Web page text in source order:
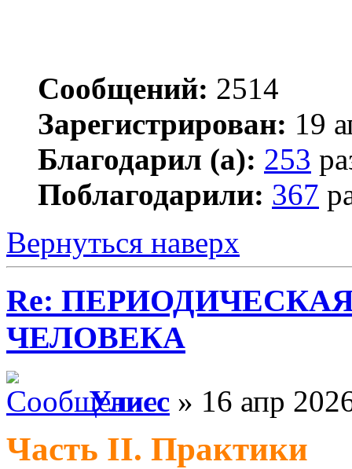
Сообщений: 2514
Зарегистрирован: 19
Благодарил (а): 253
Поблагодарили: 367
Вернуться наверх
Re:
ЧЕЛОВЕКА
Улисс » 16 апр
Часть II. Практики